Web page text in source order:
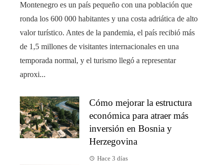
Montenegro es un país pequeño con una población que
ronda los 600 000 habitantes y una costa adriática de alto
valor turístico. Antes de la pandemia, el país recibió más
de 1,5 millones de visitantes internacionales en una
temporada normal, y el turismo llegó a representar
aproxi...
Cómo mejorar la estructura
económica para atraer más
inversión en Bosnia y
Herzegovina
Hace 3 días